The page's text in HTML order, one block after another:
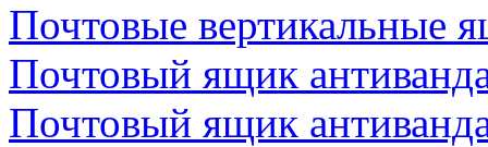
Почтовые вертикальные
Почтовый ящик
Почтовый ящик